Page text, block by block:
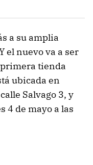
a su amplia
el nuevo va a ser
primera tienda
ubicada en
Salvago 3, y
4 de mayo a las